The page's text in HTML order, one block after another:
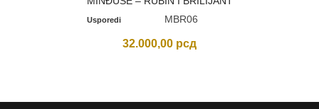
Usporedi MBR06
32.000,00 рсд